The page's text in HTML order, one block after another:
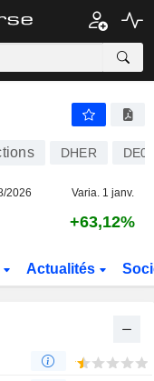
DHER
2026 Varia. 1 janv.
+63,12%
Actualités